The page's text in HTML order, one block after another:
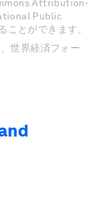
Attribution-
Public
とができます。
世界経済フォー